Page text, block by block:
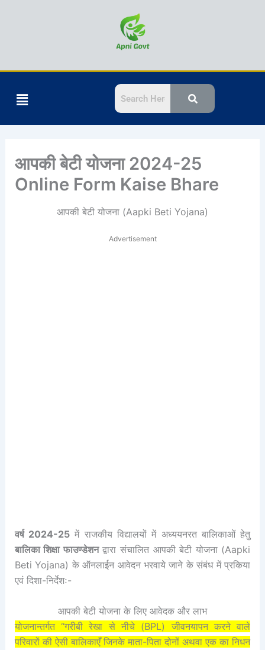
Menu
आपकी बेटी योजना 2024-25
Online Form Kaise Bhare
आपकी बेटी योजना (Aapki Beti Yojana)
Advertisement
वर्ष 2024-25में राजकीय विद्यालयों में अध्ययनरत बालिकाओं हेतु
बालिका शिक्षा फाउण्डेशनद्वारा संचालित आपकी बेटी योजना (Aapki
Beti Yojana) के ऑनलाईन आवेदन भरवाये जाने के संबंध में प्रकिया
एवं दिशा-निर्देशः-
आपकी बेटी योजना के लिए आवेदक और लाभ
योजनान्तर्गत “गरीबी रेखा से नीचे (BPL) जीवनयापन करने वाले
परिवारों की ऐसी बालिकाएँ जिनके माता-पिता दोनों अथवा एक का निधन